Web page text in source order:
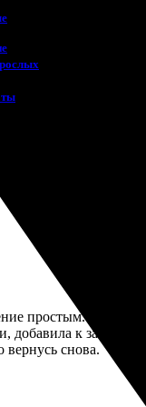
полоску
ближайшем
всем!
простым.
к заказу.
вернусь снова.